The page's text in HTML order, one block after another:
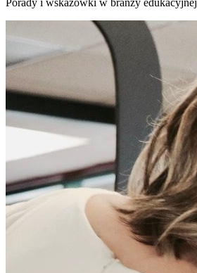
Porady i wskazówki w branży edukacyjnej